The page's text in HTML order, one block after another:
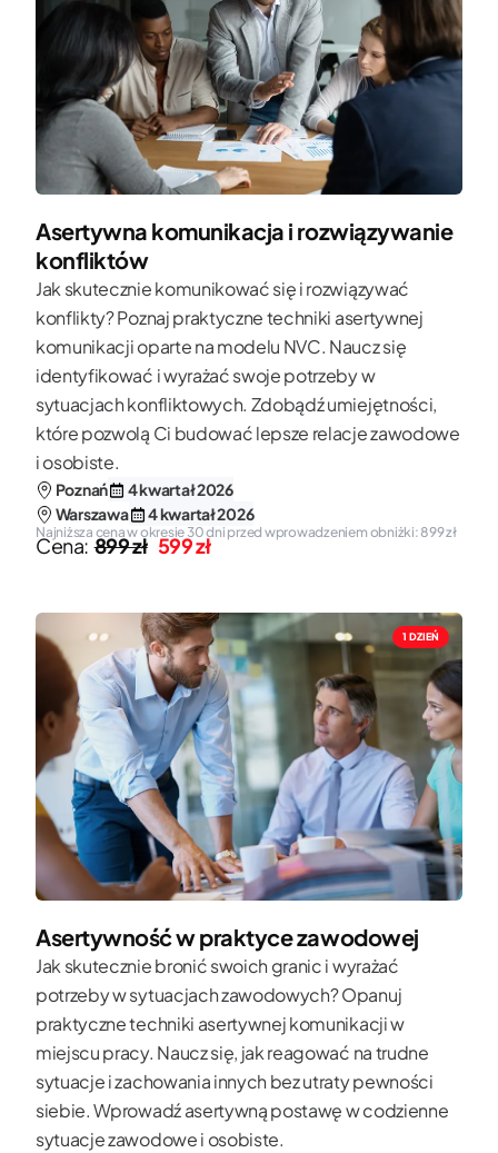
Asertywna komunikacja i rozwiązywanie
konfliktów
Jak skutecznie komunikować się i rozwiązywać
konflikty? Poznaj praktyczne techniki asertywnej
komunikacji oparte na modelu NVC. Naucz się
identyfikować i wyrażać swoje potrzeby w
sytuacjach konfliktowych. Zdobądź umiejętności,
które pozwolą Ci budować lepsze relacje zawodowe
i osobiste.
Poznań
4 kwartał 2026
Warszawa
4 kwartał 2026
Cena:899 zł 599 zł
Najniższa cena w okresie 30 dni przed wprowadzeniem obniżki: 899 zł
1 DZIEŃ
Asertywność w praktyce zawodowej
Jak skutecznie bronić swoich granic i wyrażać
potrzeby w sytuacjach zawodowych? Opanuj
praktyczne techniki asertywnej komunikacji w
miejscu pracy. Naucz się, jak reagować na trudne
sytuacje i zachowania innych bez utraty pewności
siebie. Wprowadź asertywną postawę w codzienne
sytuacje zawodowe i osobiste.